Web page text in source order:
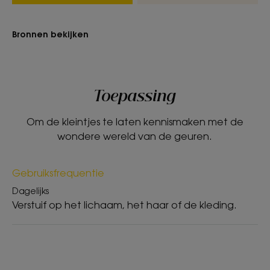
TEXTUUR
Vloeistof
Lichte en verfrissende textuur.
Geur van de inhoud
Verfrissende, ontspannende en fruitige tonen,
Bronnen bekijken
Toepassing
Om de kleintjes te laten kennismaken met de
wondere wereld van de geuren.
Gebruiksfrequentie
Dagelijks
Verstuif op het lichaam, het haar of de kleding.